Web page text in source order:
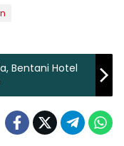
Bentani Hotel